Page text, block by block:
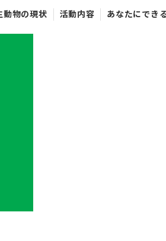
動物の現状 活動内容 あなたにでき